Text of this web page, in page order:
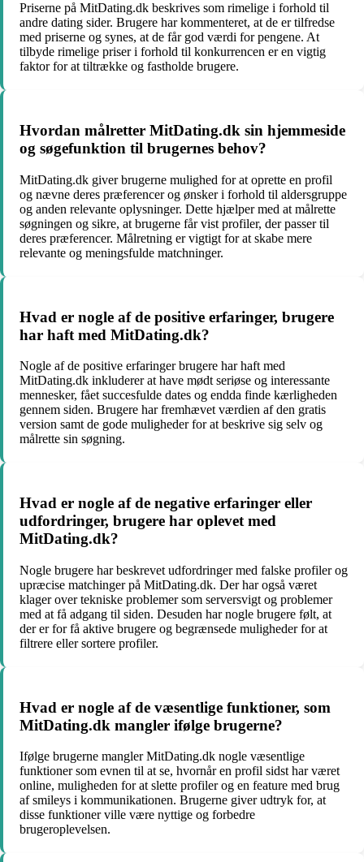
Priserne på MitDating.dk beskrives som rimelige i forhold til
andre dating sider. Brugere har kommenteret, at de er tilfredse
med priserne og synes, at de får god værdi for pengene. At
tilbyde rimelige priser i forhold til konkurrencen er en vigtig
faktor for at tiltrække og fastholde brugere.
Hvordan målretter MitDating.dk sin hjemmeside
og søgefunktion til brugernes behov?
MitDating.dk giver brugerne mulighed for at oprette en profil
og nævne deres præferencer og ønsker i forhold til aldersgruppe
og anden relevante oplysninger. Dette hjælper med at målrette
søgningen og sikre, at brugerne får vist profiler, der passer til
deres præferencer. Målretning er vigtigt for at skabe mere
relevante og meningsfulde matchninger.
Hvad er nogle af de positive erfaringer, brugere
har haft med MitDating.dk?
Nogle af de positive erfaringer brugere har haft med
MitDating.dk inkluderer at have mødt seriøse og interessante
mennesker, fået succesfulde dates og endda finde kærligheden
gennem siden. Brugere har fremhævet værdien af den gratis
version samt de gode muligheder for at beskrive sig selv og
målrette sin søgning.
Hvad er nogle af de negative erfaringer eller
udfordringer, brugere har oplevet med
MitDating.dk?
Nogle brugere har beskrevet udfordringer med falske profiler og
upræcise matchinger på MitDating.dk. Der har også været
klager over tekniske problemer som serversvigt og problemer
med at få adgang til siden. Desuden har nogle brugere følt, at
der er for få aktive brugere og begrænsede muligheder for at
filtrere eller sortere profiler.
Hvad er nogle af de væsentlige funktioner, som
MitDating.dk mangler ifølge brugerne?
Ifølge brugerne mangler MitDating.dk nogle væsentlige
funktioner som evnen til at se, hvornår en profil sidst har været
online, muligheden for at slette profiler og en feature med brug
af smileys i kommunikationen. Brugerne giver udtryk for, at
disse funktioner ville være nyttige og forbedre
brugeroplevelsen.